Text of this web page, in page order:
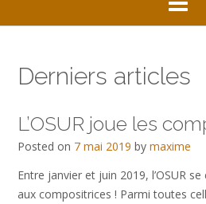
Derniers articles
L’OSUR joue les
Posted on 7 mai 2019 by maxime
Entre janvier et juin 2019, l’OSUR
aux compositrices ! Parmi toutes